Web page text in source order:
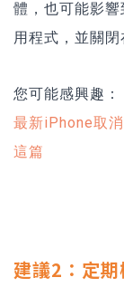
體，也可能影
用程式，並關閉
您可能感興趣：
最新iPhone取
這篇
建議2：定